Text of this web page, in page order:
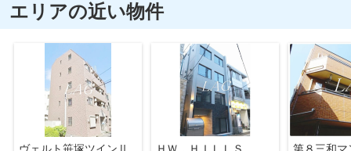
エリアの近い物件